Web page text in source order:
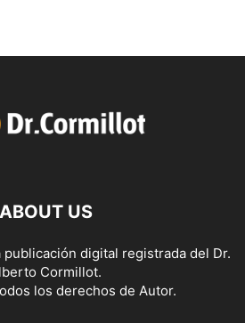
ABOUT US
publicación digital registrada del Dr.
Cormillot.
los derechos de Autor.